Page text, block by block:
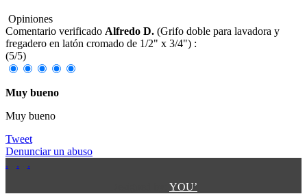
Opiniones
Comentario verificado Alfredo D. (Grifo doble para lavadora y
fregadero en latón cromado de 1/2" x 3/4") :
(5/5)
Muy bueno
Muy bueno
Tweet
Denunciar un abuso
.
.
.
YOU’